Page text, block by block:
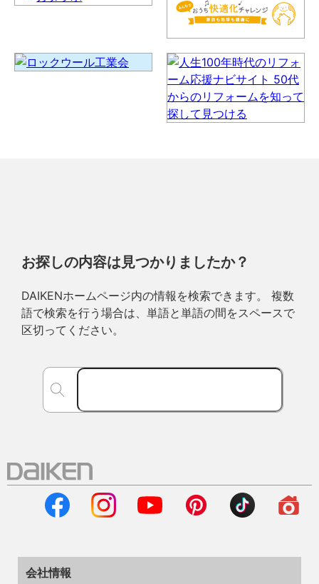
お探しの内容は見つかりましたか？
DAIKENホームページ内の情報を検索できます。 複数
語で検索を行う場合は、単語と単語の間をスペースで
区切ってください。
会社情報